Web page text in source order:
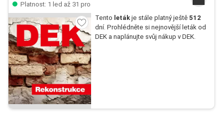
Platnost: 1 led až 31 pro
Tento letákje stále platný ještě 512
dní. Prohlédněte si nejnovější leták od
DEK a naplánujte svůj nákup v DEK.